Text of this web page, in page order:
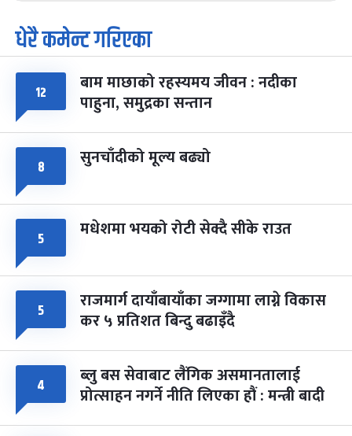
७
आइत
पूर्णिमा व्रत
चैत्र ७, २०८३-Mar 21, 2027
८
सोम
फागुपूर्णिमा
चैत्र ८, २०८३-Mar 22, 2027
७ महिना बाँकी
धेरै कमेन्ट गरिएका
१२ बाम माछाको रहस्यमय जीवन : नदीका
पाहुना, समुद्रका सन्तान
८ सुनचाँदीको मूल्य बढ्यो
५ मधेशमा भयको रोटी सेक्दै सीके राउत
५ राजमार्ग दायाँबायाँका जग्गामा लाग्ने विकास
कर ५ प्रतिशत बिन्दु बढाइँदै
४ ब्लु बस सेवाबाट लैंगिक असमानतालाई
प्रोत्साहन नगर्ने नीति लिएका हौं : मन्त्री बादी